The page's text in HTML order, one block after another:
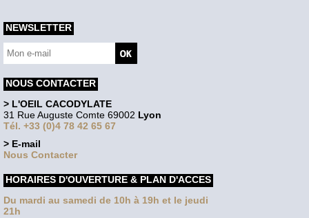
NEWSLETTER
NOUS CONTACTER
> L'OEIL CACODYLATE
31 Rue Auguste Comte 69002 Lyon
Tél. +33 (0)4 78 42 65 67
> E-mail
Nous Contacter
HORAIRES D'OUVERTURE & PLAN D'ACCES
Du mardi au samedi de 10h à 19h et le jeudi
21h